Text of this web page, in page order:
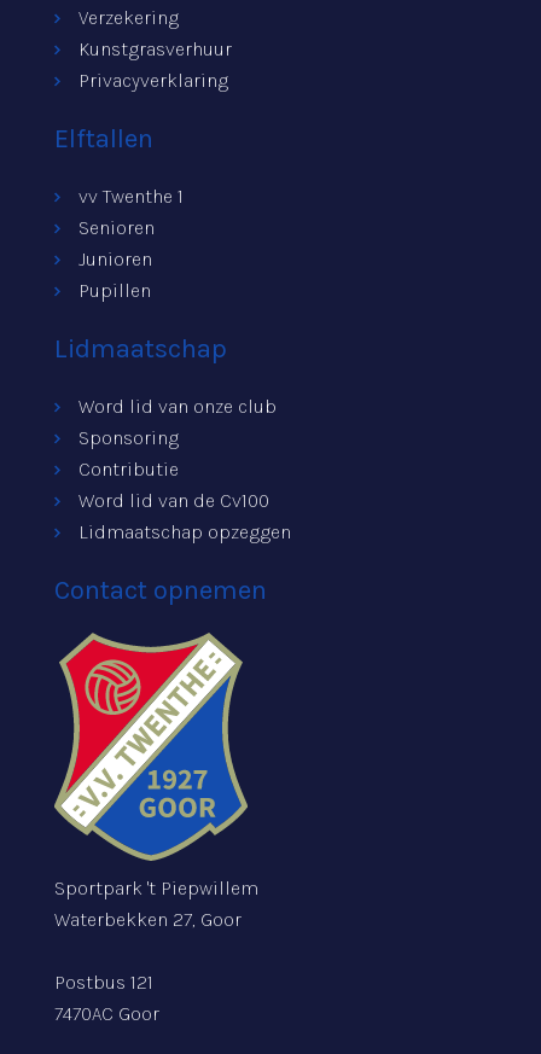
Verzekering
Kunstgrasverhuur
Privacyverklaring
Elftallen
vv Twenthe 1
Senioren
Junioren
Pupillen
Lidmaatschap
Word lid van onze club
Sponsoring
Contributie
Word lid van de Cv100
Lidmaatschap opzeggen
Contact opnemen
Sportpark 't Piepwillem
Waterbekken 27, Goor
Postbus 121
7470AC Goor